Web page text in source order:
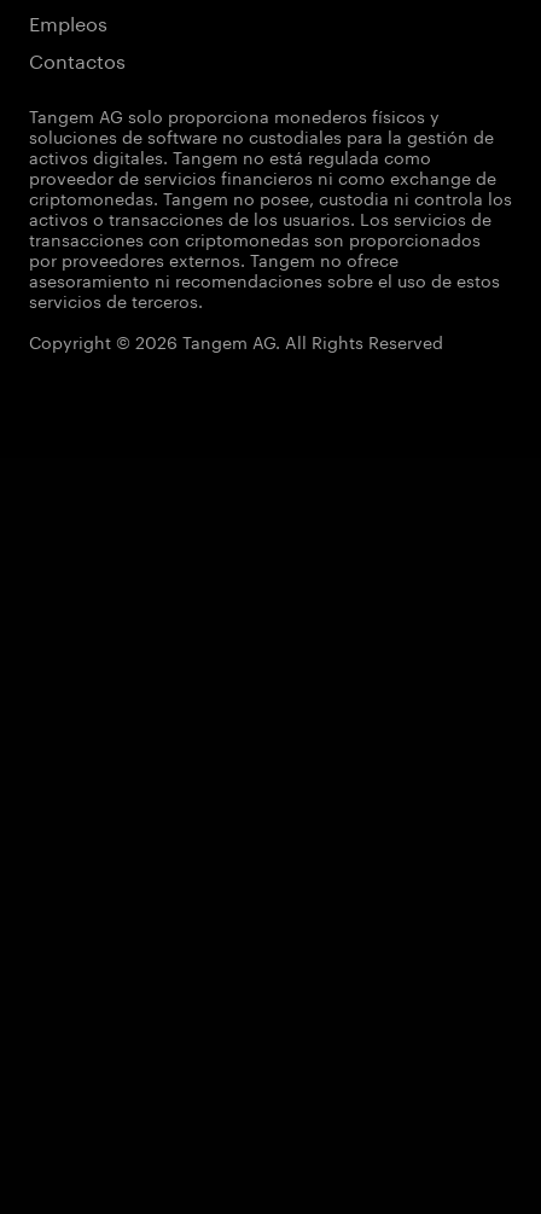
Empleos
Contactos
Tangem AG solo proporciona monederos físicos y
soluciones de software no custodiales para la gestión de
activos digitales. Tangem no está regulada como
proveedor de servicios financieros ni como exchange de
criptomonedas. Tangem no posee, custodia ni controla los
activos o transacciones de los usuarios. Los servicios de
transacciones con criptomonedas son proporcionados
por proveedores externos. Tangem no ofrece
asesoramiento ni recomendaciones sobre el uso de estos
servicios de terceros.